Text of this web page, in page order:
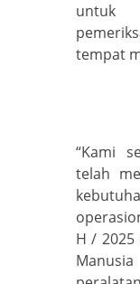
untuk
tempat
“Kami
telah
H / 2025